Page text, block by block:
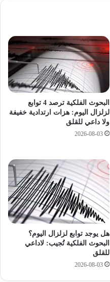
البحوث الفلكية ترصد 4 توابع
لزلزال اليوم: هزات ارتدادية خفيفة
ولا داعي للقلق
2026-08-03
هل يوجد توابع لزلزال اليوم؟
البحوث الفلكية تُجيب: لاداعي
للقلق
2026-08-03